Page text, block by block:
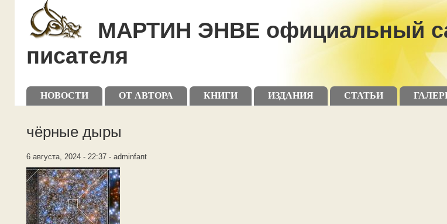
Skip to main content
Skip to search
МАРТИН ЭНВЕ официальный
писателя
Primary menu
НОВОСТИ ОТ АВТОРА КНИГИ ИЗДАНИЯ СТАТЬИ
чёрные дыры
6 августа, 2024 - 22:37 - adminfant